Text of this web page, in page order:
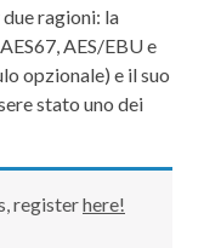
ragioni: la
AES/EBU e
opzionale) e il suo
stato uno dei
registerhere!